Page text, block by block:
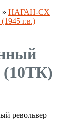
» НАГАН-СХ
г.в.)
(10ТК)
револьвер